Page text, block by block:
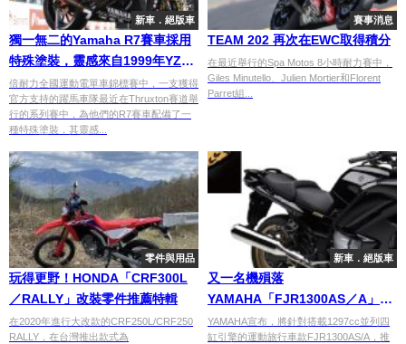
新車．絕版車
獨一無二的Yamaha R7賽車採用
特殊塗裝，靈感來自1999年YZF-
R7 OW02
倍耐力全國運動電單車錦標賽中，一支獲得
官方支持的躍馬車隊最近在Thruxton賽道舉
行的系列賽中，為他們的R7賽車配備了一
種特殊塗裝，其靈感...
賽事消息
TEAM 202 再次在EWC取得積分
在最近舉行的Spa Motos 8小時耐力賽中，
Giles Minutello、Julien Mortier和Florent
Parret組...
零件與用品
玩得更野！HONDA「CRF300L
／RALLY」改裝零件推薦特輯
在2020年進行大改款的CRF250L/CRF250
RALLY，在台灣推出款式為
新車．絕版車
又一名機殞落
YAMAHA「FJR1300AS／A」20
周年特仕版
YAMAHA宣布，將針對搭載1297cc並列四
缸引擎的運動旅行車款FJR1300AS/A，推